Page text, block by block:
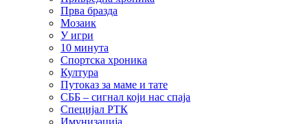
Прва бразда
Мозаик
У игри
10 минута
Спортска хроника
Култура
Путоказ за маме и тате
СББ – сигнал који нас спаја
Специјал РТК
Имунизација